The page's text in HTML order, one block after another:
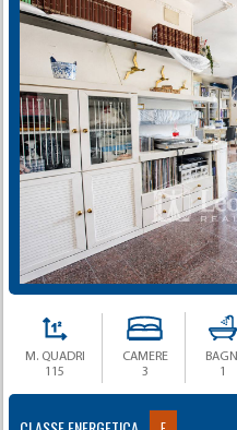
M. QUADRI
115
CAMERE
3
BAGNI
1